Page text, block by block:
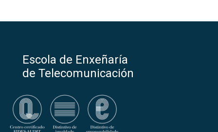
Escola de Enxeñaría
de Telecomunicación